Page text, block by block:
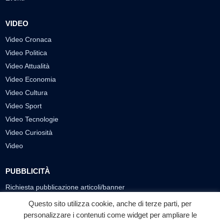
VIDEO
Video Cronaca
Video Politica
Video Attualità
Video Economia
Video Cultura
Video Sport
Video Tecnologie
Video Curiosità
Video
PUBBLICITÀ
Richiesta pubblicazione articoli/banner
SEGUICI SUI SOCIAL
Questo sito utilizza cookie, anche di terze parti, per
personalizzare i contenuti come widget per ampliare le